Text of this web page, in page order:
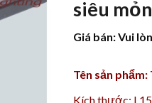
siêu
Giá bán: Vui
Tên sản phẩm:
Kích thước: